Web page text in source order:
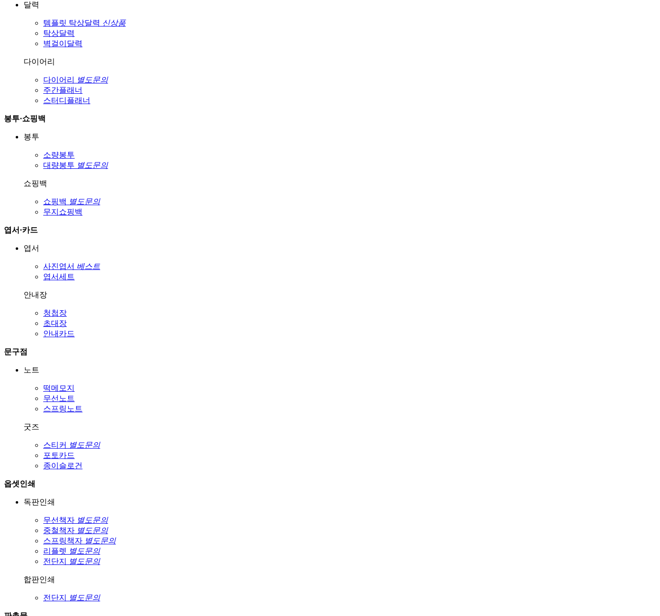
달력
템플릿 탁상달력 신상품
탁상달력
벽걸이달력
다이어리
다이어리
별도문의
주간플래너
스터디플래너
봉투·쇼핑백
봉투
소량봉투
대량봉투 별도문의
쇼핑백
쇼핑백 별도문의
무지쇼핑백
엽서·카드
엽서
사진엽서 베스트
엽서세트
안내장
청첩장
초대장
안내카드
문구점
노트
떡메모지
무선노트
스프링노트
굿즈
스티커 별도문의
포토카드
종이슬로건
옵셋인쇄
독판인쇄
무선책자 별도문의
중철책자 별도문의
스프링책자 별도문의
리플렛 별도문의
전단지
별도문의
합판인쇄
전단지 별도문의